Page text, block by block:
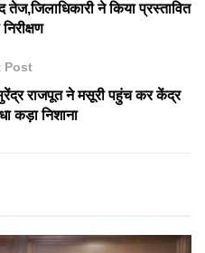
ने किया प्रस्तावित
Post
सुरेंद्र राजपूत ने मसूरी पहुंच कर केंद्र
कड़ा निशाना